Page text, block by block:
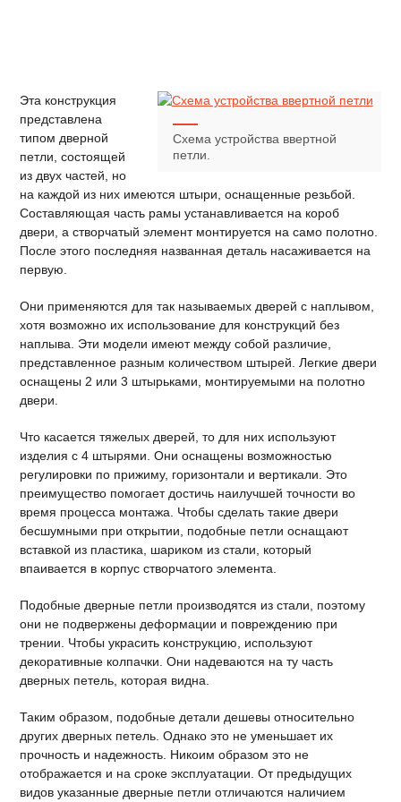
Схема устройства ввертной
петли.
Эта конструкция
представлена
типом дверной
петли, состоящей
из двух частей, но
на каждой из них имеются штыри, оснащенные резьбой.
Составляющая часть рамы устанавливается на короб
двери, а створчатый элемент монтируется на само полотно.
После этого последняя названная деталь насаживается на
первую.
Они применяются для так называемых дверей с наплывом,
хотя возможно их использование для конструкций без
наплыва. Эти модели имеют между собой различие,
представленное разным количеством штырей. Легкие двери
оснащены 2 или 3 штырьками, монтируемыми на полотно
двери.
Что касается тяжелых дверей, то для них используют
изделия с 4 штырями. Они оснащены возможностью
регулировки по прижиму, горизонтали и вертикали. Это
преимущество помогает достичь наилучшей точности во
время процесса монтажа. Чтобы сделать такие двери
бесшумными при открытии, подобные петли оснащают
вставкой из пластика, шариком из стали, который
впаивается в корпус створчатого элемента.
Подобные дверные петли производятся из стали, поэтому
они не подвержены деформации и повреждению при
трении. Чтобы украсить конструкцию, используют
декоративные колпачки. Они надеваются на ту часть
дверных петель, которая видна.
Таким образом, подобные детали дешевы относительно
других дверных петель. Однако это не уменьшает их
прочность и надежность. Никоим образом это не
отображается и на сроке эксплуатации. От предыдущих
видов указанные дверные петли отличаются наличием